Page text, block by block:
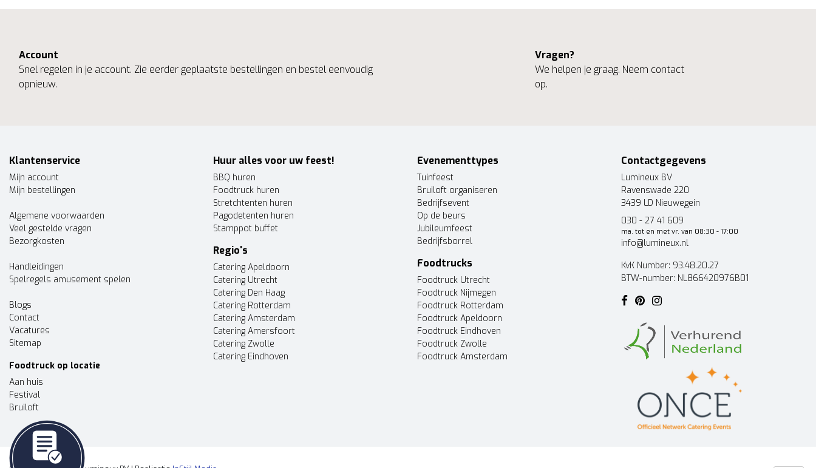
Account
Snel regelen in je account. Zie eerder geplaatste bestellingen en bestel eenvoudig
opnieuw.
Vragen?
We helpen je graag. Neem contact
op.
Klantenservice
Mijn account
Mijn bestellingen
Algemene voorwaarden
Veel gestelde vragen
Bezorgkosten
Handleidingen
Spelregels amusement spelen
Blogs
Contact
Vacatures
Sitemap
Foodtruck op locatie
Aan huis
Festival
Bruiloft
Huur alles voor uw feest!
BBQ huren
Foodtruck huren
Stretchtenten huren
Pagodetenten huren
Stamppot buffet
Regio's
Catering Apeldoorn
Catering Utrecht
Catering Den Haag
Catering Rotterdam
Catering Amsterdam
Catering Amersfoort
Catering Zwolle
Catering Eindhoven
Evenementtypes
Tuinfeest
Bruiloft organiseren
Bedrijfsevent
Op de beurs
Jubileumfeest
Bedrijfsborrel
Foodtrucks
Foodtruck Utrecht
Foodtruck Nijmegen
Foodtruck Rotterdam
Foodtruck Apeldoorn
Foodtruck Eindhoven
Foodtruck Zwolle
Foodtruck Amsterdam
Contactgegevens
Lumineux BV
Ravenswade 220
3439 LD Nieuwegein
030 - 27 41 609
ma. tot en met vr. van 08:30 - 17:00
info@lumineux.nl
KvK Number: 93.48.20.27
BTW-number: NL866420976B01